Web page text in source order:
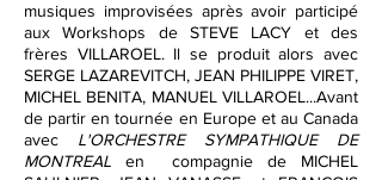
musiques improvisées après avoir participé
aux Workshops de STEVE LACY et des
frères VILLAROEL. Il se produit alors avec
SERGE LAZAREVITCH, JEAN PHILIPPE VIRET,
MICHEL BENITA, MANUEL VILLAROEL...Avant
de partir en tournée en Europe et au Canada
avec L'ORCHESTRE SYMPATHIQUE DE
MONTREAL en compagnie de MICHEL